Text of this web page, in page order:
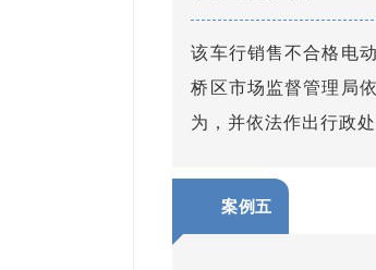
该车行销售不合格电
桥区市场监督管理局
为，并依法作出行政处
案例五